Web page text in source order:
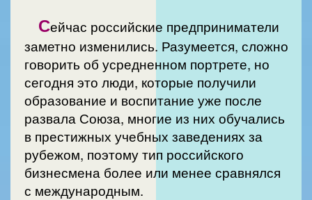
Сейчас российские предприниматели
заметно изменились. Разумеется, сложно
говорить об усредненном портрете, но
сегодня это люди, которые получили
образование и воспитание уже после
развала Союза, многие из них обучались
в престижных учебных заведениях за
рубежом, поэтому тип российского
бизнесмена более или менее сравнялся
с международным.